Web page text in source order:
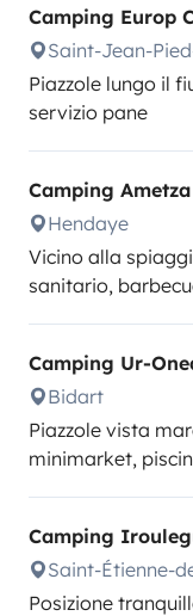
Camping Europ
Saint-Jean-
Piazzole lungo il
servizio pane
Camping Ametza
Hendaye
Vicino alla
sanitario,
Camping Ur-
Bidart
Piazzole vista
minimarket,
Camping
Saint-Étienne-
Posizione